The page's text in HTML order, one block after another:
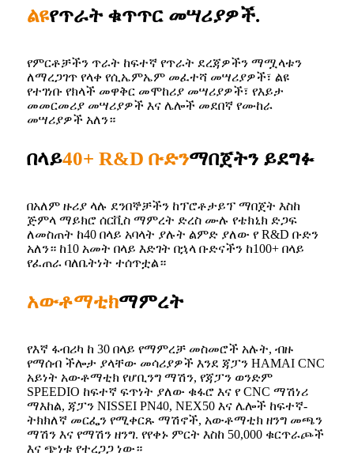
ልዩየጥራት ቁጥጥር መሣሪያዎች.
የምርቶቻችን ጥራት ከፍተኛ የጥራት ደረጃዎችን ማሟላቱን
ለማረጋገጥ የላቀ የሲኤምኤም መፈተሻ መሣሪያዎች፣ ልዩ
የተገነቡ የክላች መዋቅር መሞከሪያ መሣሪያዎች፣ የእይታ
መመርመሪያ መሣሪያዎች እና ሌሎች መደበኛ የሙከራ
መሣሪያዎች አለን።
በላይ40+ R&D ቡድንማበጀትን ይደግፉ
በአለም ዙሪያ ላሉ ደንበኞቻችን ከፕሮቶታይፕ ማበጀት እስከ
ጅምላ ማይክሮ ሰርቪስ ማምረት ድረስ ሙሉ የቴክኒክ ድጋፍ
ለመስጠት ከ40 በላይ አባላት ያሉት ልምድ ያለው የ R&D ቡድን
አለን። ከ10 አመት በላይ እድገት በኋላ ቡድናችን ከ100+ በላይ
የፈጠራ ባለቤትነት ተሰጥቷል።
አውቶማቲክማምረት
የእኛ ፋብሪካ ከ 30 በላይ የማምረቻ መስመሮች አሉት, ብዙ
የማሰብ ችሎታ ያላቸው መሳሪያዎች እንደ ጃፓን HAMAI CNC
አይነት አውቶማቲክ የሆቢንግ ማሽን, የጃፓን ወንድም
SPEEDIO ከፍተኛ ፍጥነት ያለው ቁፋሮ እና የ CNC ማሽነሪ
ማእከል, ጃፓን NISSEI PN40, NEX50 እና ሌሎች ከፍተኛ-
ትክክለኛ መርፌን የሚቀርጹ ማሽኖች, አውቶማቲክ ዘንግ መጫን
ማሽን እና የማሽን ዘንግ. የየቀኑ ምርት እስከ 50,000 ቁርጥራጮች
እና ጭነቱ የተረጋጋ ነው።